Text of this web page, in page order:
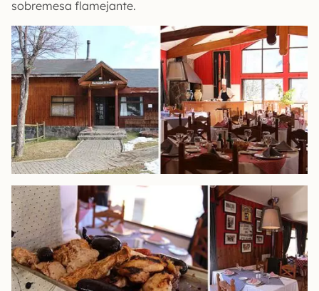
sobremesa flamejante.